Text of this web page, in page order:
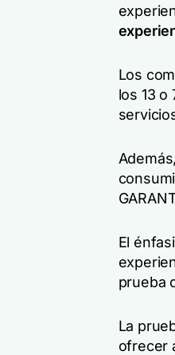
Los
los 13
El
prueba
La
ofrecer